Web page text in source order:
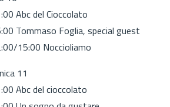
Abc del Cioccolato
Tommaso Foglia, special guest
15:00 Noccioliamo
11
Abc del cioccolato